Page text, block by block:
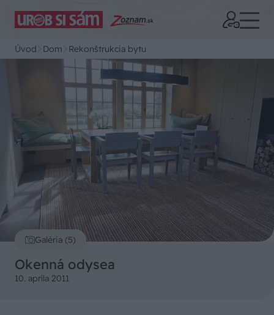
Úvod Dom Rekonštrukcia bytu
Galéria (5)
Okenná odysea
10. apríla 2011